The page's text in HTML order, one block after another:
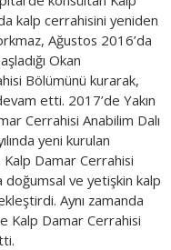
kalp cerrahisini yeniden
Ağustos 2016’da
Okan
Bölümünü kurarak,
etti. 2017’de Yakın
Cerrahisi Anabilim Dalı
yeni kurulan
Damar Cerrahisi
doğumsal ve yetişkin kalp
Aynı zamanda
Kalp Damar Cerrahisi